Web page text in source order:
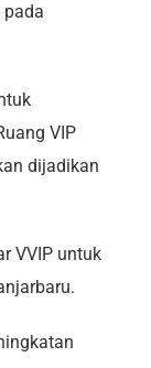
VIP
dijadikan
VVIP untuk